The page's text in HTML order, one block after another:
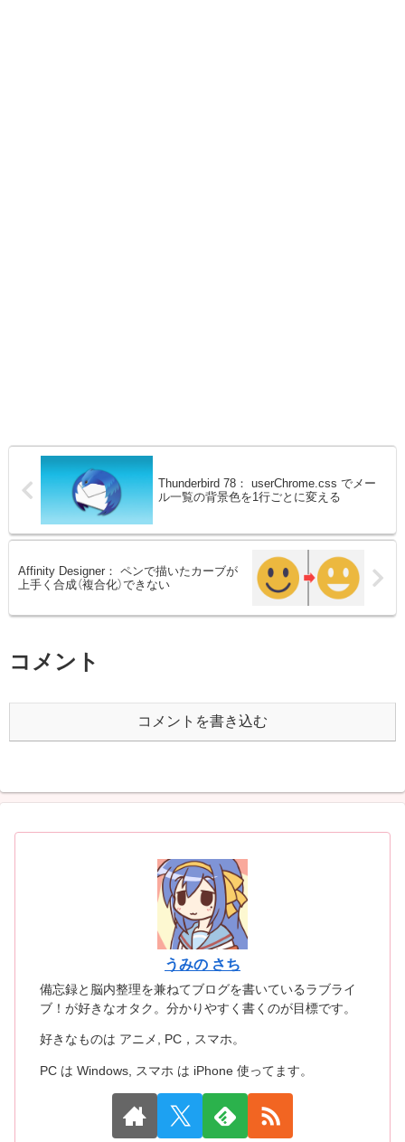
Thunderbird 78： userChrome.css でメー
ル一覧の背景色を1行ごとに変える
Affinity Designer： ペンで描いたカーブが
上手く合成（複合化）できない
コメント
コメントを書き込む
うみの さち
備忘録と脳内整理を兼ねてブログを書いているラブライ
ブ！が好きなオタク。分かりやすく書くのが目標です。
好きなものは アニメ, PC，スマホ。
PC は Windows, スマホ は iPhone 使ってます。